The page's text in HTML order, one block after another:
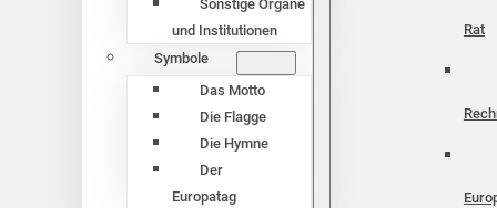
Sonstige Organe
und Institutionen
Symbole
Das Motto
Die Flagge
Die Hymne
Der
Europatag
Rat